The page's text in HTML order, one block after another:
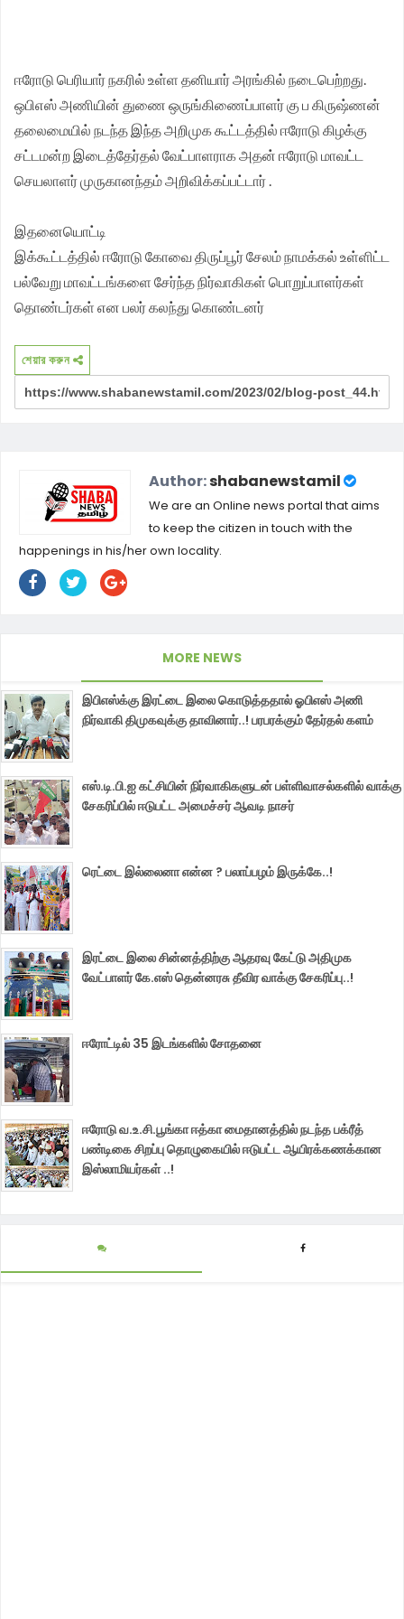
ஈரோடு பெரியார் நகரில் உள்ள தனியார் அரங்கில் நடைபெற்றது.
ஒபிஎஸ் அணியின் துணை ஒருங்கிணைப்பாளர் கு ப கிருஷ்ணன்
தலைமையில் நடந்த இந்த அறிமுக கூட்டத்தில் ஈரோடு கிழக்கு
சட்டமன்ற இடைத்தேர்தல் வேட்பாளராக அதன் ஈரோடு மாவட்ட
செயலாளர் முருகானந்தம் அறிவிக்கப்பட்டார் .
இதனையொட்டி
இக்கூட்டத்தில் ஈரோடு கோவை திருப்பூர் சேலம் நாமக்கல் உள்ளிட்ட
பல்வேறு மாவட்டங்களை சேர்ந்த நிர்வாகிகள் பொறுப்பாளர்கள்
தொண்டர்கள் என பலர் கலந்து கொண்டனர்
শেয়ার করুন
Author:shabanewstamil
We are an Online news portal that aims
to keep the citizen in touch with the
happenings in his/her own locality.
MORE NEWS
இபிஎஸ்க்கு இரட்டை இலை கொடுத்ததால் ஓபிஎஸ் அணி
நிர்வாகி திமுகவுக்கு தாவினார்..! பரபரக்கும் தேர்தல் களம்
எஸ்.டி.பி.ஐ கட்சியின் நிர்வாகிகளுடன் பள்ளிவாசல்களில் வாக்கு
சேகரிப்பில் ஈடுபட்ட அமைச்சர் ஆவடி நாசர்
ரெட்டை இல்லைனா என்ன ? பலாப்பழம் இருக்கே..!
இரட்டை இலை சின்னத்திற்கு ஆதரவு கேட்டு அதிமுக
வேட்பாளர் கே.எஸ் தென்னரசு தீவிர வாக்கு சேகரிப்பு..!
ஈரோட்டில் 35 இடங்களில் சோதனை
ஈரோடு வ.உ.சி.பூங்கா ஈத்கா மைதானத்தில் நடந்த பக்ரீத்
பண்டிகை சிறப்பு தொழுகையில் ஈடுபட்ட ஆயிரக்கணக்கான
இஸ்லாமியர்கள் ..!